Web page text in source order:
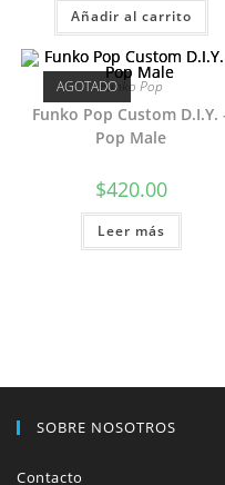
Añadir al carrito
AGOTADOFunko Pop
Funko Pop Custom D.I.Y.
Pop Male
$420.00
Leer más
SOBRE NOSOTROS
Contacto